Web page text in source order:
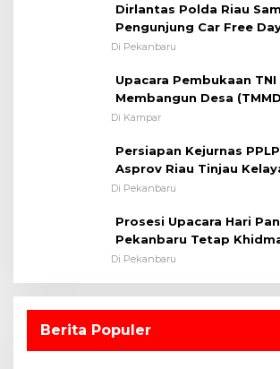
Pentingnya Memelihara
Situasi Kondusif
Dirlantas Polda Riau
Pengunjung Car Free
Pesan Edukasi
Di Pekanbaru
Upacara Pembukaan
Membangun Desa
Kodim 0313/KPR Tahun
Di Kampar
Persiapan Kejurnas
Asprov Riau Tinjau
Lapangan Sepakbola
Di Pekanbaru
Prosesi Upacara Hari
Pekanbaru Tetap
Dalam Ruangan
Di Pekanbaru
Berita Populer